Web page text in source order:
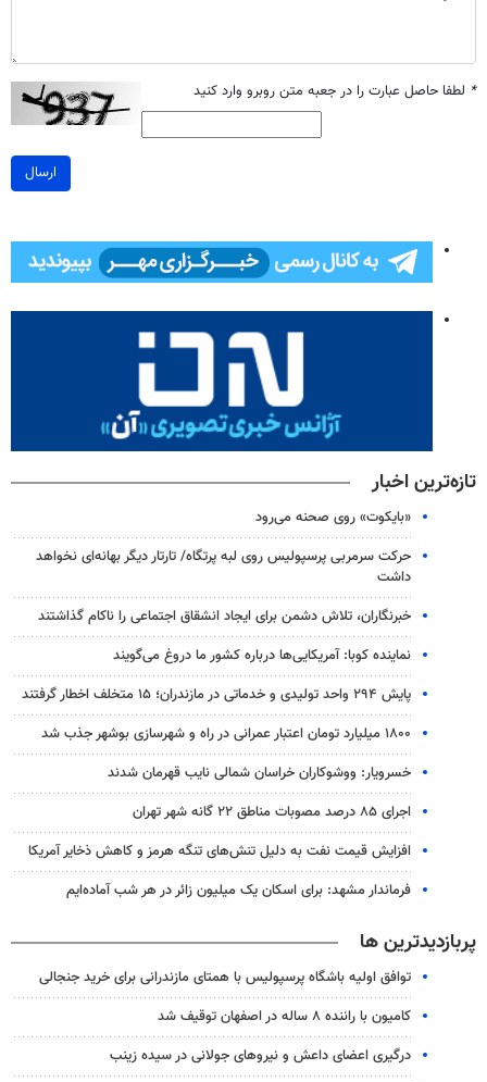
* لطفا حاصل عبارت را در جعبه متن روبرو وارد کنید
ارسال
تازه‌ترین اخبار
«بایکوت» روی صحنه می‌رود
حرکت سرمربی پرسپولیس روی لبه پرتگاه/ تارتار دیگر بهانه‌ای نخواهد
داشت
خبرنگاران، تلاش دشمن برای ایجاد انشقاق اجتماعی را ناکام گذاشتند
نماینده کوبا: آمریکایی‌ها درباره کشور ما دروغ می‌گویند
پایش ۲۹۴ واحد تولیدی و خدماتی در مازندران؛ ۱۵ متخلف اخطار گرفتند
۱۸۰۰ میلیارد تومان اعتبار عمرانی در راه و شهرسازی بوشهر جذب شد
خسرویار: ووشوکاران خراسان شمالی نایب قهرمان شدند
اجرای ۸۵ درصد مصوبات مناطق ۲۲ گانه شهر تهران
افزایش قیمت نفت به دلیل تنش‌های تنگه هرمز و کاهش ذخایر آمریکا
فرماندار مشهد: برای اسکان یک میلیون زائر در هر شب آماده‌ایم
پربازدیدترین ها
توافق اولیه باشگاه پرسپولیس با همتای مازندرانی برای خرید جنجالی
کامیون با راننده ۸ ساله در اصفهان توقیف شد
درگیری اعضای داعش و نیروهای جولانی در سیده زینب